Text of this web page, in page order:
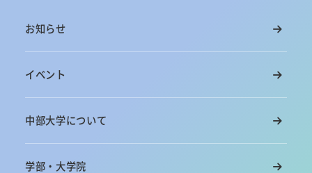
お知らせ
イベント
中部大学について
学部・大学院